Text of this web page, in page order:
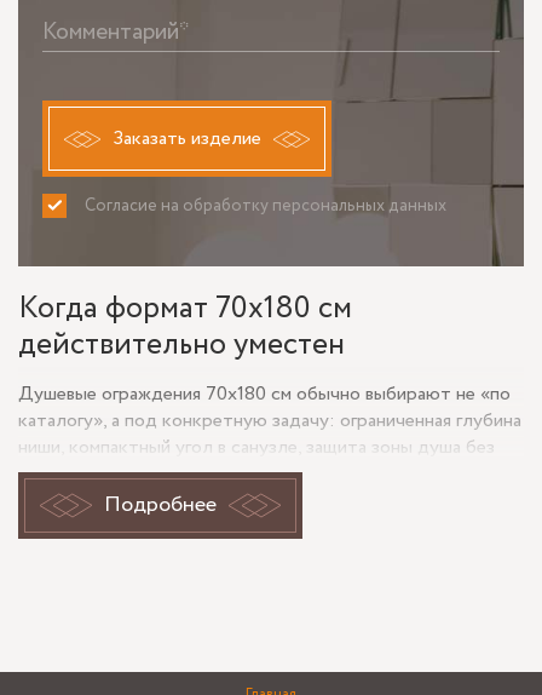
Комментарий*
Заказать изделие
Согласие на обработку персональных данных
ПРИНИМАЮ НЕ ПРИНИМАЮ
Когда формат 70x180 см
действительно уместен
Душевые ограждения 70x180 см обычно выбирают не «по
каталогу», а под конкретную задачу: ограниченная глубина
ниши, компактный угол в санузле, защита зоны душа без
массивной кабины. Размер 70 по ширине подходит там, где
важно сохранить проход и не перегрузить помещение, а
высота 180 см удобна для помещений со стандартным
аренду и частных домов, где душ размещён в
Подробнее